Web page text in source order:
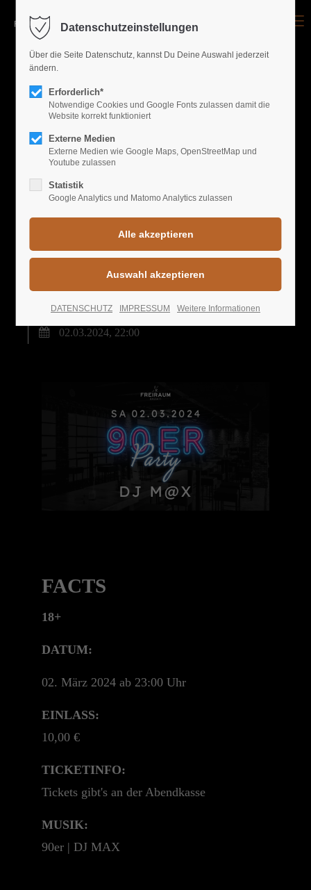
Login
Benutzername
Passwort
Anmelden
Lorem ipsum dolor sit amet:
/ 365days
We offer support for our customers
Mon - Fri 8:00am - 5:00pm(GMT +1)
Get in touch
Have any questions?
info@yourdomain.com
About us
adipiscing elit.
Aenean commodo ligula eget dolor. Aenean
massa. Cum sociis natoque penatibus et magnis
dis parturient montes, nascetur ridiculus mus.
UPCOMING EVENTS
WORLD GREATEST
PARTYS
90er PARTY
02.03.2024, 22:00
FACTS
18+
DATUM:
02. März 2024 ab 23:00 Uhr
EINLASS:
10,00 €
TICKETINFO:
Tickets gibt's an der Abendkasse
MUSIK:
90er | DJ MAX
Datenschutzeinstellungen
Über die Seite Datenschutz, kannst Du Deine Auswahl jederzeit
ändern.
Erforderlich*
Notwendige Cookies und Google Fonts zulassen damit die
Website korrekt funktioniert
Externe Medien
Externe Medien wie Google Maps, OpenStreetMap und
Youtube zulassen
Statistik
Google Analytics und Matomo Analytics zulassen
DATENSCHUTZ IMPRESSUM Weitere Informationen